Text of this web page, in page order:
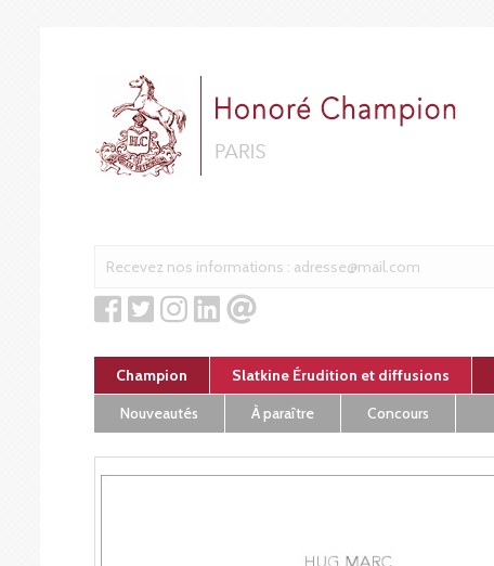
Champion Slatkine Érudition et diffusions
Nouveautés
À paraître Concours